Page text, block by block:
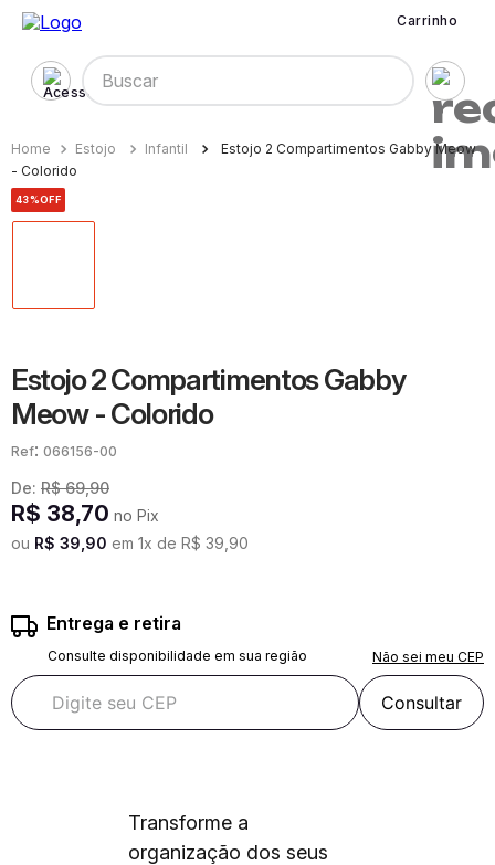
Carrinho
Buscar
Estojo Infantil
Estojo 2 Compartimentos Gabby Meow
- Colorido
43%OFF
Estojo 2 Compartimentos Gabby
Meow - Colorido
: 066156-00
De: R$ 69,90
R$ 38,70 no Pix
ou R$ 39 90 em 1x de R$ 39 90
Entrega e retira
Consulte disponibilidade em sua região Não sei meu CEP
Consultar
Transforme a
organização dos seus